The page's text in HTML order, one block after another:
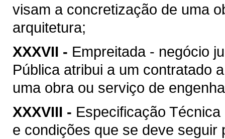
visam a concretização de uma
arquitetura;
XXXVII - Empreitada - negócio
Pública atribui a um contratado
uma obra ou serviço de
XXXVIII - Especificação
e condições que se deve seguir